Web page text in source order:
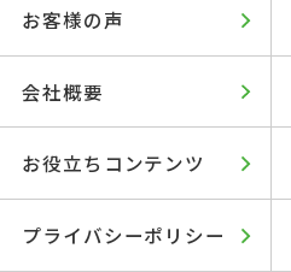
お客様の声
会社概要
お役立ちコンテンツ
プライバシーポリシー